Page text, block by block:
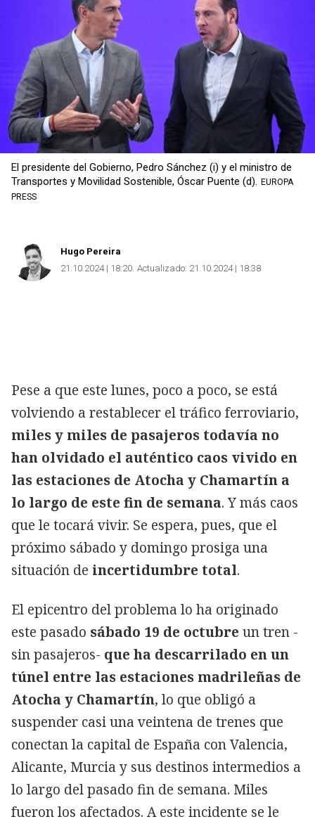
El presidente del Gobierno, Pedro Sánchez (i) y el ministro de
Transportes y Movilidad Sostenible, Óscar Puente (d). EUROPA
PRESS
Hugo Pereira
21.10.2024 | 18:20 Actualizado: 21.10.2024 | 18:38
Pese a que este lunes, poco a poco, se está
volviendo a restablecer el tráfico ferroviario,
miles y miles de pasajeros todavía no
han olvidado el auténtico caos vivido en
las estaciones de Atocha y Chamartín a
lo largo de este fin de semana. Y más caos
que le tocará vivir. Se espera, pues, que el
próximo sábado y domingo prosiga una
situación de incertidumbre total.
El epicentro del problema lo ha originado
este pasado sábado 19 de octubre un tren -
sin pasajeros- que ha descarrilado en un
túnel entre las estaciones madrileñas de
Atocha y Chamartín, lo que obligó a
suspender casi una veintena de trenes que
conectan la capital de España con Valencia,
Alicante, Murcia y sus destinos intermedios a
lo largo del pasado fin de semana. Miles
fueron los afectados. A este incidente se le